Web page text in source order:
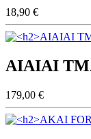
18,90 €
AIAIAI
179,00 €